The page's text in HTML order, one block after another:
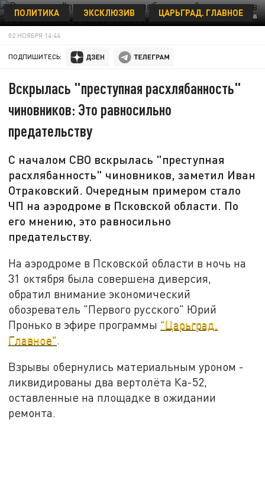
MOD RUSSIA/GLOBALLOOKPRESS
ПОЛИТИКА ЭКСКЛЮЗИВ ЦАРЬГРАД. ГЛАВНОЕ
02 НОЯБРЯ 14:44
ПОДПИШИТЕСЬ:
Вскрылась "преступная расхлябанность"
чиновников: Это равносильно
предательству
С началом СВО вскрылась "преступная
расхлябанность" чиновников, заметил Иван
Отраковский. Очередным примером стало
ЧП на аэродроме в Псковской области. По
его мнению, это равносильно
предательству.
На аэродроме в Псковской области в ночь на
31 октября была совершена диверсия,
обратил внимание экономический
обозреватель "Первого русского" Юрий
Пронько в эфире программы "Царьград.
Главное".
Взрывы обернулись материальным уроном -
ликвидированы два вертолёта Ка-52,
оставленные на площадке в ожидании
ремонта.